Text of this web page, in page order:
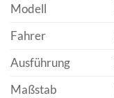
Modell
Fahrer
Ausführung
Maßstab